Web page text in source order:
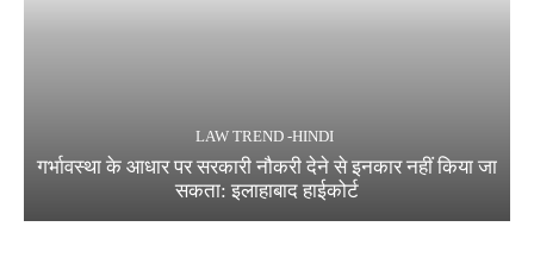
LAW TREND -HINDI
गर्भावस्था के आधार पर सरकारी नौकरी देने से इनकार नहीं किया जा
सकता: इलाहाबाद हाईकोर्ट